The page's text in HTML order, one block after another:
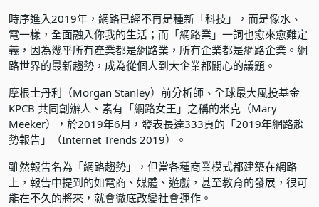
時序進入2019年，網路已經不再是種新「科技」，而是像水、
電一樣，全面融入你我的生活；而「網路業」一詞也愈來愈難定
義，因為幾乎所有產業都是網路業，所有企業都是網路企業。網
路世界的最新趨勢，成為從個人到大企業都關心的議題。
摩根士丹利（Morgan Stanley）前分析師、全球最大風投基金
KPCB 共同創辦人、素有「網路女王」之稱的米克（Mary
Meeker），於2019年6月，發表長達333頁的「2019年網路趨
勢報告」（Internet Trends 2019）。
雖然報告名為「網路趨勢」，但當各種商業模式都建築在網路
上，報告中提到的如電商、媒體、遊戲，甚至教育的發展，很可
能在不久的將來，就會徹底改變社會運作。